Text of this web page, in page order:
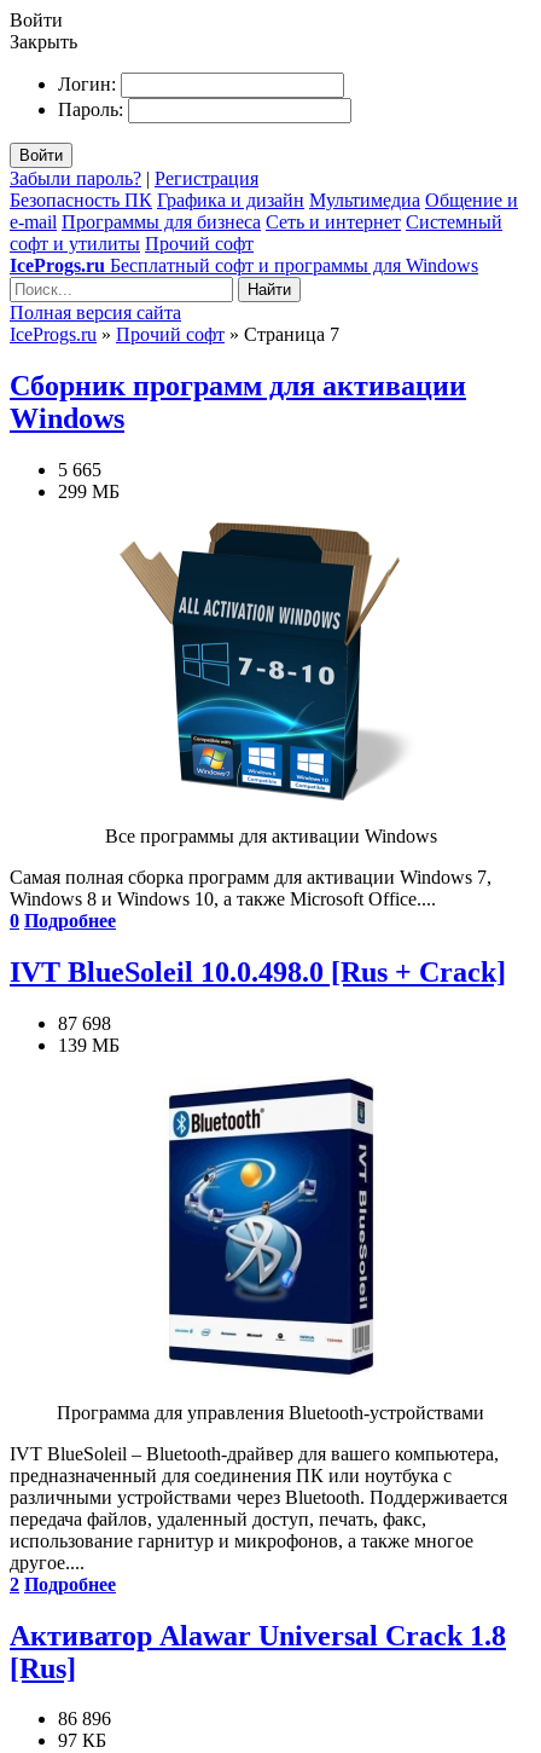
Войти
Закрыть
Логин:
Пароль:
Войти
Забыли пароль? | Регистрация
Безопасность ПК Графика и дизайн Мультимедиа Общение и
e-mail Программы для бизнеса Сеть и интернет Системный
софт и утилиты Прочий софт
IceProgs.ru Бесплатный софт и программы для Windows
Найти
Полная версия сайта
IceProgs.ru » Прочий софт » Страница 7
Сборник программ для активации
Windows
5 665
299 МБ
Все программы для активации Windows
Самая полная сборка программ для активации Windows 7,
Windows 8 и Windows 10, а также Microsoft Office....
0 Подробнее
IVT BlueSoleil 10.0.498.0 [Rus + Crack]
87 698
139 МБ
Программа для управления Bluetooth-устройствами
IVT BlueSoleil – Bluetooth-драйвер для вашего компьютера,
предназначенный для соединения ПК или ноутбука с
различными устройствами через Bluetooth. Поддерживается
передача файлов, удаленный доступ, печать, факс,
использование гарнитур и микрофонов, а также многое
другое....
2 Подробнее
Активатор Alawar Universal Crack 1.8
[Rus]
86 896
97 КБ